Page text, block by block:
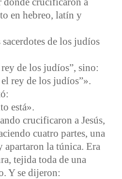
en hebreo, latín y
de los judíos
de los judíos”, sino:
rey de los judíos”».
está».
crucificaron a Jesús,
cuatro partes, una
apartaron la túnica. Era
tejida toda de una
Y se dijeron: